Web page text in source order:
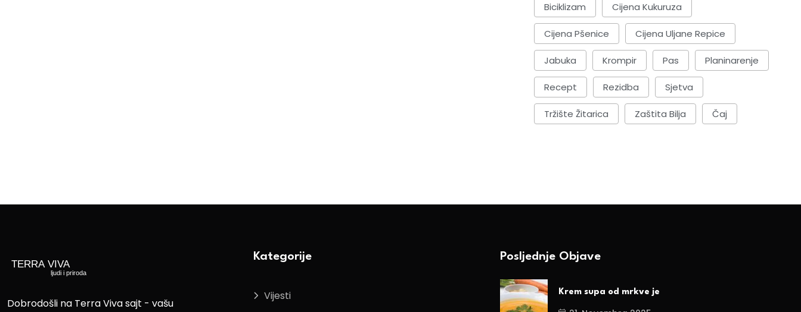
Biciklizam Cijena Kukuruza
Cijena Pšenice Cijena Uljane Repice
Jabuka Krompir Pas Planinarenje
Recept Rezidba Sjetva
Tržište Žitarica Zaštita Bilja Čaj
Dobrodošli na Terra Viva sajt - vašu
Kategorije
Vijesti
Posljednje Objave
Krem supa od mrkve je